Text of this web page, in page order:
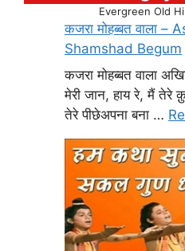
Evergreen Old
कजरा मोहब्बत वाला –
Shamshad Begum
कजरा मोहब्बत वाला
मेरी जान, हाय रे, मैं तेरे
तेरे पीछेअपना बना …